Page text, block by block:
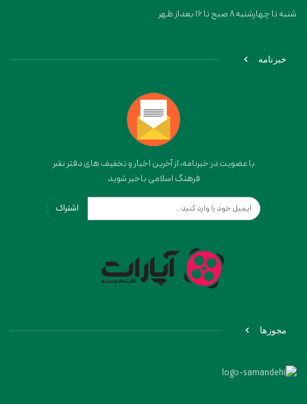
شنبه تا چهارشنبه 8 صبح تا 16 بعداز ظهر
خبرنامه
با عضویت در خبرنامه، از آخرین اخبار و تخفیف های دفتر نشر
فرهنگ اسلامی باخبر شوید
اشتراک
مجوزها